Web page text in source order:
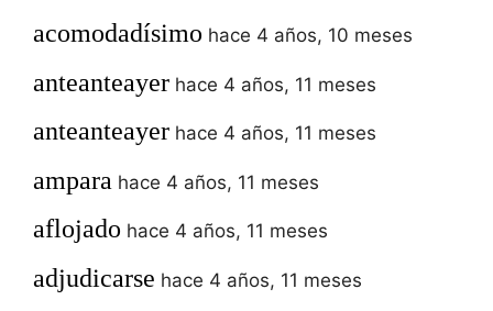
acomodadísimo hace 4 años, 10 meses
anteanteayer hace 4 años, 11 meses
anteanteayer hace 4 años, 11 meses
ampara hace 4 años, 11 meses
aflojado hace 4 años, 11 meses
adjudicarse hace 4 años, 11 meses